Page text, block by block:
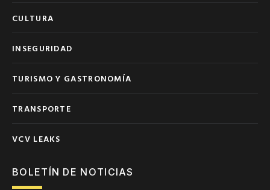
CULTURA
INSEGURIDAD
TURISMO Y GASTRONOMÍA
TRANSPORTE
VCV LEAKS
BOLETÍN DE NOTICIAS